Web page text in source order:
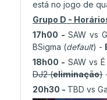
está no jogo de
Grupo D -
17h00 - SAW vs
BSigma (default) -
18h00 - SAW vs
DJ2 (eliminação)
20h30 - TBD vs